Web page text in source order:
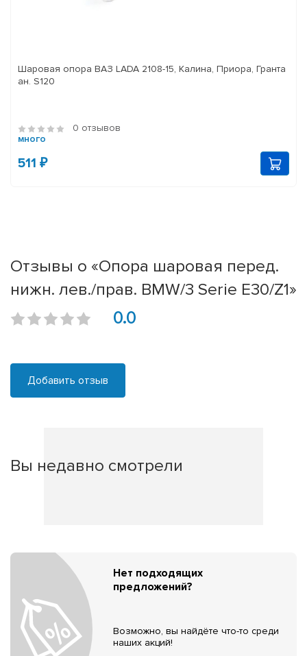
Шаровая опора ВАЗ LADA 2108-15, Калина, Приора, Гранта
ан. S120
0 отзывов
много
511 ₽
Отзывы о «Опора шаровая перед.
нижн. лев./прав. BMW/3 Serie E30/Z1»
0.0
Добавить отзыв
Вы недавно смотрели
Нет подходящих
предложений?
Возможно, вы найдёте что-то среди
наших акций!